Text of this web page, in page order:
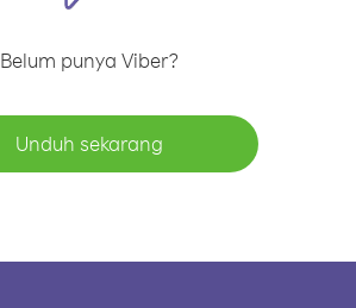
Belum punya Viber?
Unduh sekarang